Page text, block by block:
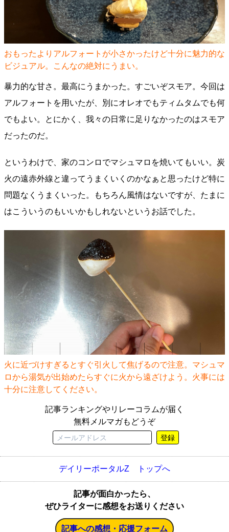
おもったよりアルフォートが小さかったけど十分に魅力的な
ビジュアル。こんなの絶対にうまい。
暴力的な甘さ。最高にうまかった。すごいぞスモア。今回は
アルフォートを用いたが、別にオレオでもティムタムでも何
でもよい。とにかく、我々の日常に足りなかったのはスモア
だったのだ。
というわけで、家のコンロでマシュマロを焼いてもいい。炭
火の遠赤外線と違ってうまくいくのかなぁと思ったけど特に
問題なくうまくいった。もちろん風情はないですが、たまに
はこういうのもいいかもしれないというお話でした。
火に近づけすぎるとすぐ引火して焦げるので注意。マシュマ
ロから湯気が出始めたらすぐに火から遠ざけよう。火事には
十分に注意してください。
記事ランキングやリレーコラムが届く
無料メルマガもどうぞ
登録
デイリーポータルZ トップへ
記事が面白かったら、
ぜひライターに感想をお送りください
記事への感想・応援フォーム